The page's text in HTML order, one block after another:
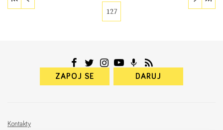
127
ZAPOJ SE DARUJ
Kontakty